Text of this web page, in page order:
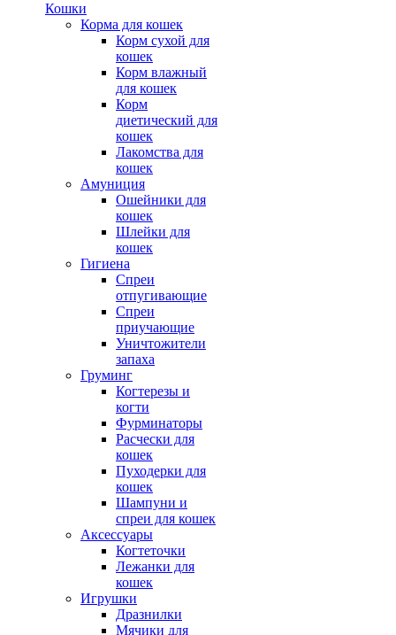
Кошки
Корма для кошек
Корм сухой для
кошек
Корм влажный
для кошек
Корм
диетический для
кошек
Лакомства для
кошек
Амуниция
Ошейники для
кошек
Шлейки для
кошек
Гигиена
Спреи
отпугивающие
Спреи
приучающие
Уничтожители
запаха
Груминг
Когтерезы и
когти
Фурминаторы
Расчески для
кошек
Пуходерки для
кошек
Шампуни и
спреи для кошек
Аксессуары
Когтеточки
Лежанки для
кошек
Игрушки
Дразнилки
Мячики для